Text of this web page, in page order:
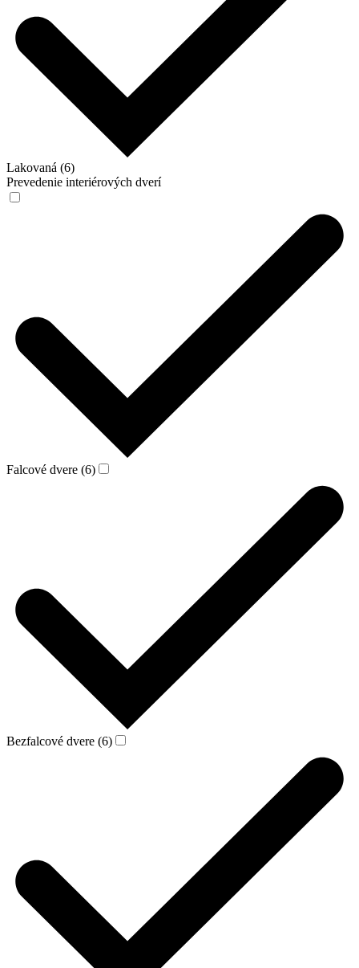
Lakovaná (6)
Prevedenie interiérových dverí
Falcové dvere (6)
Bezfalcové dvere (6)